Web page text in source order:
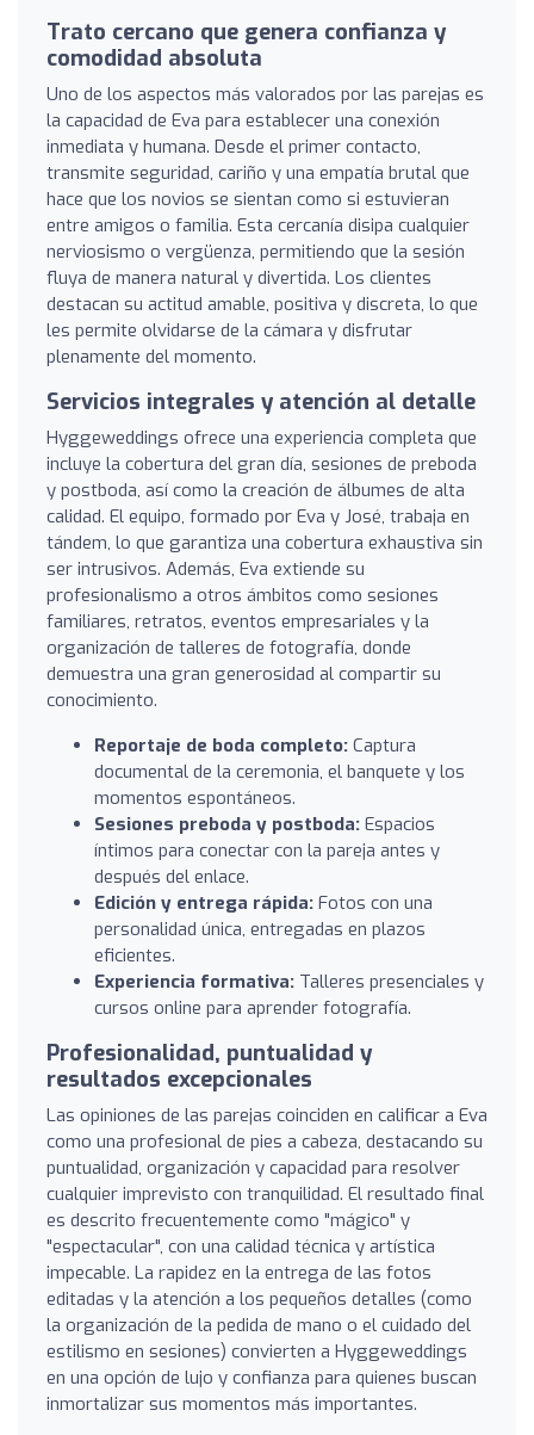
Trato cercano que genera confianza y
comodidad absoluta
Uno de los aspectos más valorados por las parejas es
la capacidad de Eva para establecer una conexión
inmediata y humana. Desde el primer contacto,
transmite seguridad, cariño y una empatía brutal que
hace que los novios se sientan como si estuvieran
entre amigos o familia. Esta cercanía disipa cualquier
nerviosismo o vergüenza, permitiendo que la sesión
fluya de manera natural y divertida. Los clientes
destacan su actitud amable, positiva y discreta, lo que
les permite olvidarse de la cámara y disfrutar
plenamente del momento.
Servicios integrales y atención al detalle
Hyggeweddings ofrece una experiencia completa que
incluye la cobertura del gran día, sesiones de preboda
y postboda, así como la creación de álbumes de alta
calidad. El equipo, formado por Eva y José, trabaja en
tándem, lo que garantiza una cobertura exhaustiva sin
ser intrusivos. Además, Eva extiende su
profesionalismo a otros ámbitos como sesiones
familiares, retratos, eventos empresariales y la
organización de talleres de fotografía, donde
demuestra una gran generosidad al compartir su
conocimiento.
Reportaje de boda completo: Captura
documental de la ceremonia, el banquete y los
momentos espontáneos.
Sesiones preboda y postboda: Espacios
íntimos para conectar con la pareja antes y
después del enlace.
Edición y entrega rápida: Fotos con una
personalidad única, entregadas en plazos
eficientes.
Experiencia formativa: Talleres presenciales y
cursos online para aprender fotografía.
Profesionalidad, puntualidad y
resultados excepcionales
Las opiniones de las parejas coinciden en calificar a Eva
como una profesional de pies a cabeza, destacando su
puntualidad, organización y capacidad para resolver
cualquier imprevisto con tranquilidad. El resultado final
es descrito frecuentemente como "mágico" y
"espectacular", con una calidad técnica y artística
impecable. La rapidez en la entrega de las fotos
editadas y la atención a los pequeños detalles (como
la organización de la pedida de mano o el cuidado del
estilismo en sesiones) convierten a Hyggeweddings
en una opción de lujo y confianza para quienes buscan
inmortalizar sus momentos más importantes.